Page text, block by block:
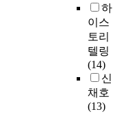
하
이스
토리
텔링
(14)
신
채호
(13)